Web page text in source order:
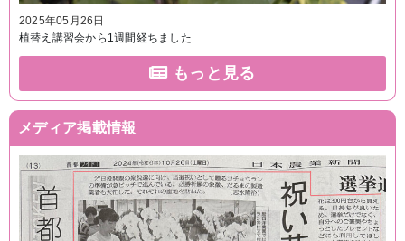
2025年05月26日
植替え講習会から1週間経ちました
もっと見る
メディア掲載情報